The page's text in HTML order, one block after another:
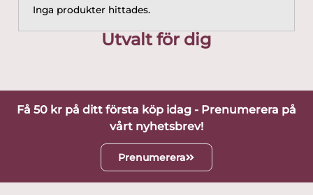
Inga produkter hittades.
Utvalt för dig
Få 50 kr på ditt första köp idag - Prenumerera på
vårt nyhetsbrev!
Prenumerera